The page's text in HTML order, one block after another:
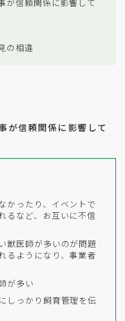
が信頼関係に影響して
の相違
が信頼関係に影響して
かったり、イベントで
るなど、お互いに不信
獣医師が多いのが問題
るようになり、事業者
が多い
しっかり飼育管理を伝